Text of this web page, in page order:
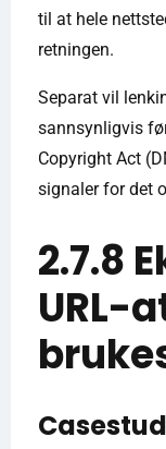
til at hele
retningen.
Separat vil
sannsynligvis
Copyright Act
signaler for det
2.7.8
URL-